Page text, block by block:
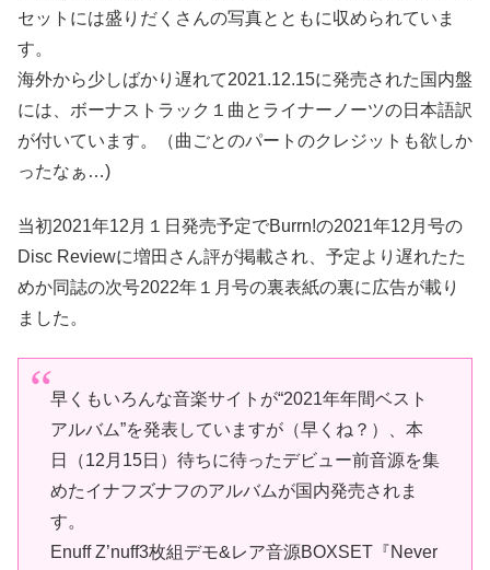
セットには盛りだくさんの写真とともに収められていま
す。
海外から少しばかり遅れて2021.12.15に発売された国内盤
には、ボーナストラック１曲とライナーノーツの日本語訳
が付いています。（曲ごとのパートのクレジットも欲しか
ったなぁ…)
当初2021年12月１日発売予定でBurrn!の2021年12月号の
Disc Reviewに増田さん評が掲載され、予定より遅れたた
めか同誌の次号2022年１月号の裏表紙の裏に広告が載り
ました。
早くもいろんな音楽サイトが“2021年年間ベスト
アルバム”を発表していますが（早くね？）、本
日（12月15日）待ちに待ったデビュー前音源を集
めたイナフズナフのアルバムが国内発売されま
す。
Enuff Z’nuff3枚組デモ&レア音源BOXSET『Never